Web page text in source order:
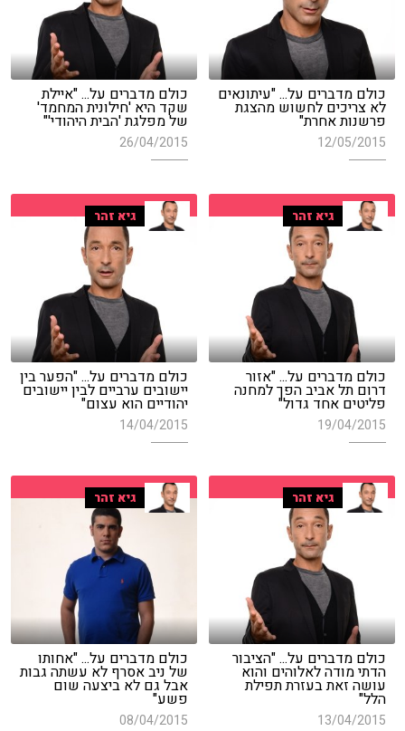
כולם מדברים על... "עיתונאים
לא צריכים לחשוש מהצגת
פרשנות אחרת"
12/05/2015
כולם מדברים על... "איילת
שקד היא 'חילונית המחמד'
של מפלגת 'הבית היהודי'"
26/04/2015
גיא זהר
כולם מדברים על... "אזור
דרום תל אביב הפך למחנה
פליטים אחד גדול"
19/04/2015
גיא זהר
כולם מדברים על... "הפער בין
יישובים ערביים לבין יישובים
יהודיים הוא עצום"
14/04/2015
גיא זהר
כולם מדברים על... "הציבור
הדתי מודה לאלוהים והוא
עושה זאת בעזרת תפילת
הלל"
13/04/2015
גיא זהר
כולם מדברים על... "אחותו
של ניב אסרף לא עשתה גבות
אבל גם לא ביצעה שום
פשע"
08/04/2015